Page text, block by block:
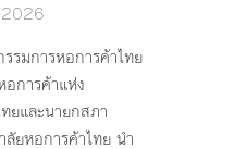
รมการหอการค้าไทย
อการค้าแห่ง
ยและนายกสภา
ลัยหอการค้าไทย นำ